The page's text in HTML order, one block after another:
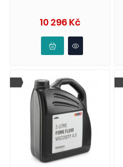
10 296 KčCena